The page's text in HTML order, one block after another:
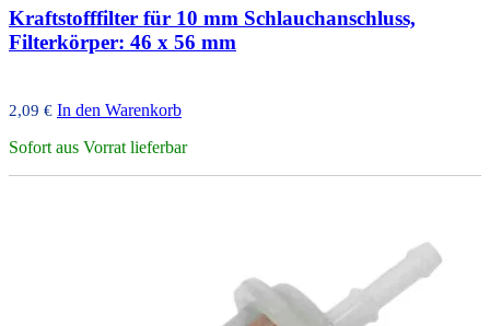
Kraftstofffilter für 10 mm Schlauchanschluss,
Filterkörper: 46 x 56 mm
2,09 € In den Warenkorb
Sofort aus Vorrat lieferbar